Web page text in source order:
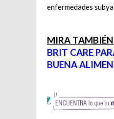
enfermedades
MIRA
BRIT CARE
BUENA